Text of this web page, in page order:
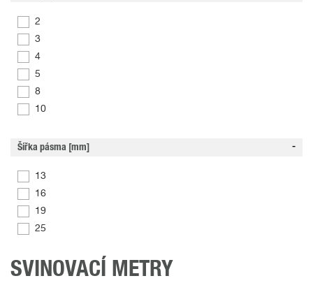
2
3
4
5
8
10
Šířka pásma [mm]
13
16
19
25
SVINOVACÍ METRY